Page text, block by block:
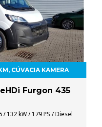
CÚVACIA KAMERA
Furgon 435
/ 132 kW / 179 PS / Diesel